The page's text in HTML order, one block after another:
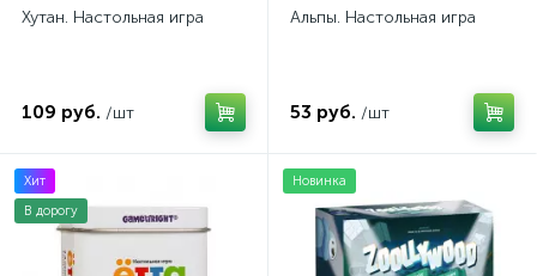
Хутан. Настольная игра
109 руб. /шт
Альпы. Настольная игра
53 руб. /шт
Хит
В дорогу
Новинка